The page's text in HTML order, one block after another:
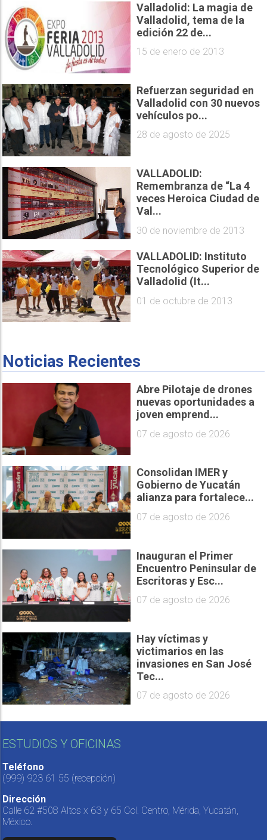
Valladolid: La magia de
Valladolid, tema de la
edición 22 de...
15 de enero de 2013
Refuerzan seguridad en
Valladolid con 30 nuevos
vehículos po...
28 de agosto de 2025
VALLADOLID:
Remembranza de “La 4
veces Heroica Ciudad de
Val...
30 de noviembre de 2013
VALLADOLID: Instituto
Tecnológico Superior de
Valladolid (It...
01 de octubre de 2013
Noticias Recientes
Abre Pilotaje de drones
nuevas oportunidades a
joven emprend...
07 de agosto de 2026
Consolidan IMER y
Gobierno de Yucatán
alianza para fortalece...
07 de agosto de 2026
Inauguran el Primer
Encuentro Peninsular de
Escritoras y Esc...
07 de agosto de 2026
Hay víctimas y
victimarios en las
invasiones en San José
Tec...
07 de agosto de 2026
ESTUDIOS Y OFICINAS
Teléfono
(999) 923 61 55 (recepción)
Dirección
Calle 62 #508 Altos x 63 y 65 Col. Centro, Mérida, Yucatán,
México.